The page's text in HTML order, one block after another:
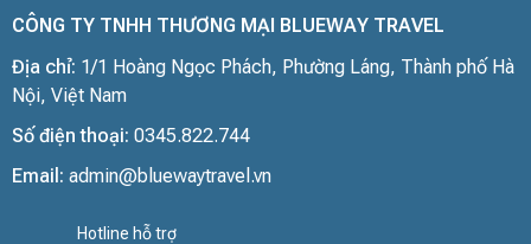
CÔNG TY TNHH THƯƠNG MẠI BLUEWAY TRAVEL
Địa chỉ: 1/1 Hoàng Ngọc Phách, Phường Láng, Thành phố Hà
Nội, Việt Nam
Số điện thoại: 0345.822.744
Email: admin@bluewaytravel.vn
Hotline hỗ trợ